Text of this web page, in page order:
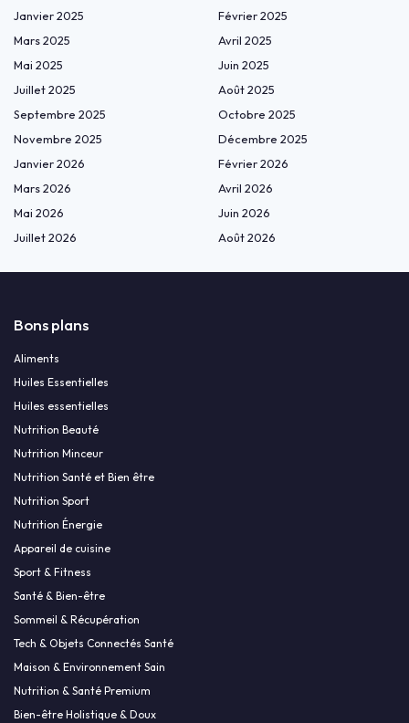
Janvier 2025
Février 2025
Mars 2025
Avril 2025
Mai 2025
Juin 2025
Juillet 2025
Août 2025
Septembre 2025
Octobre 2025
Novembre 2025
Décembre 2025
Janvier 2026
Février 2026
Mars 2026
Avril 2026
Mai 2026
Juin 2026
Juillet 2026
Août 2026
Bons plans
Aliments
Huiles Essentielles
Huiles essentielles
Nutrition Beauté
Nutrition Minceur
Nutrition Santé et Bien être
Nutrition Sport
Nutrition Énergie
Appareil de cuisine
Sport & Fitness
Santé & Bien-être
Sommeil & Récupération
Tech & Objets Connectés Santé
Maison & Environnement Sain
Nutrition & Santé Premium
Bien-être Holistique & Doux